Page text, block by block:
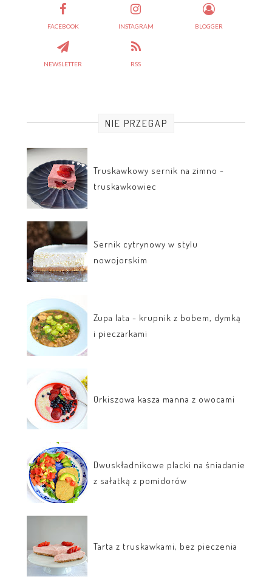
FACEBOOK INSTAGRAM BLOGGER
NEWSLETTER RSS
NIE PRZEGAP
Truskawkowy sernik na zimno -
truskawkowiec
Sernik cytrynowy w stylu
nowojorskim
Zupa lata - krupnik z bobem, dymką
i pieczarkami
Orkiszowa kasza manna z owocami
Dwuskładnikowe placki na śniadanie
z sałatką z pomidorów
Tarta z truskawkami, bez pieczenia